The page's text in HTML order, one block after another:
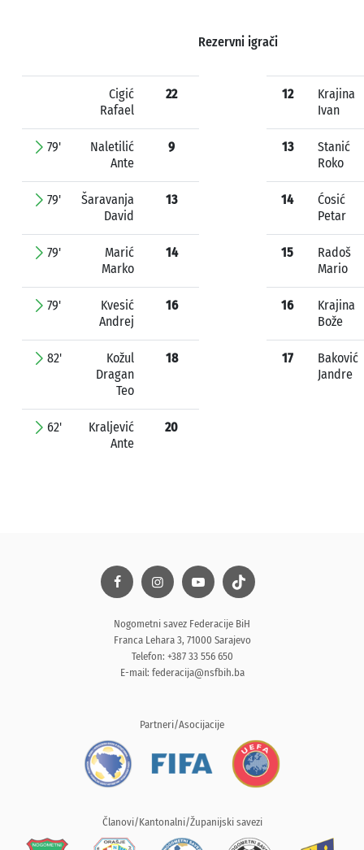
Rezervni igrači
Cigić
Rafael
22
79'
Naletilić
Ante
9
79'
Šaravanja
David
13
79'
Marić
Marko
14
79'
Kvesić
Andrej
16
82'
Kožul
Dragan
Teo
18
62'
Kraljević
Ante
20
12
Krajina
Ivan
13
Stanić
Roko
14
Ćosić
Petar
15
Radoš
Mario
16
Krajina
Bože
17
Baković
Jandre
Nogometni savez Federacije BiH
Franca Lehara 3, 71000 Sarajevo
Telefon: +387 33 556 650
E-mail: federacija@nsfbih.ba
Partneri/Asocijacije
Članovi/Kantonalni/Županijski savezi